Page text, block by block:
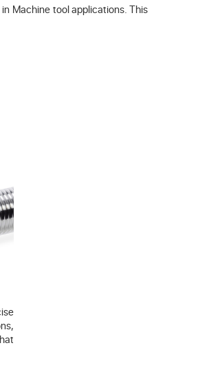
Machine tool applications. This